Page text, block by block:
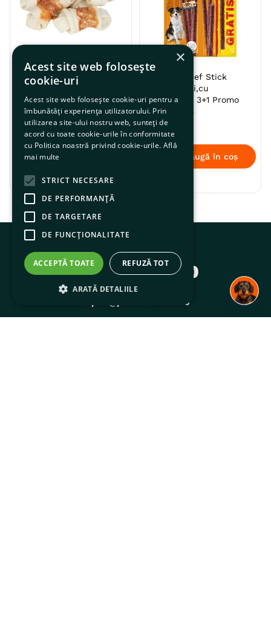
Trixie Denta Fun Oase
☆☆☆ ☆☆
15 lei
Adaugă în coș
Vitakraft Beef Stick
pentru câini,cu
curcan,48g, 3+1 Promo
☆☆☆ ☆
8,49 lei
Adaugă în coș
0374.77.00.00
Scrie-ne pe WhatsApp
suport@pentruanimale.ro
×
Acest site web folosește
cookie-uri
Acest site web folosește cookie-uri pentru a
îmbunătăți experiența utilizatorului. Prin
utilizarea site-ului nostru web, sunteți de
acord cu toate cookie-urile în conformitate
cu Politica noastră privind cookie-urile. Află
mai multe
STRICT NECESARE
DE PERFORMANȚĂ
DE TARGETARE
DE FUNCŢIONALITATE
ACCEPTĂ TOATE REFUZĂ TOT
ARATĂ DETALIILE